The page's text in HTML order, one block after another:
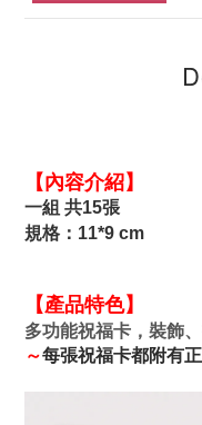
【內容介紹】
一組 共15張
規格：11*9 cm
【產品特色】
多功能祝福卡，裝飾
～每張祝福卡都附有正